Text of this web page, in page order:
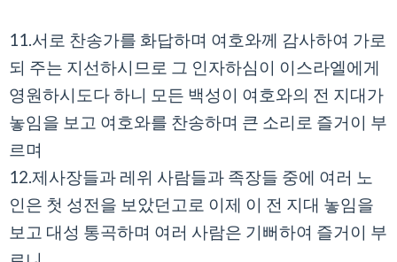
11.서로 찬송가를 화답하며 여호와께 감사하여 가로
되 주는 지선하시므로 그 인자하심이 이스라엘에게
영원하시도다 하니 모든 백성이 여호와의 전 지대가
놓임을 보고 여호와를 찬송하며 큰 소리로 즐거이 부
르며
12.제사장들과 레위 사람들과 족장들 중에 여러 노
인은 첫 성전을 보았던고로 이제 이 전 지대 놓임을
보고 대성 통곡하며 여러 사람은 기뻐하여 즐거이 부